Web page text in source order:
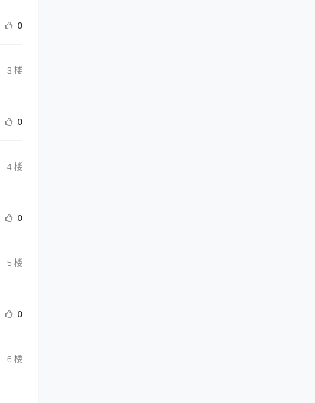
0
3 楼
0
4 楼
0
5 楼
0
6 楼